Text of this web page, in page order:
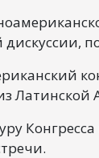
дискуссии,